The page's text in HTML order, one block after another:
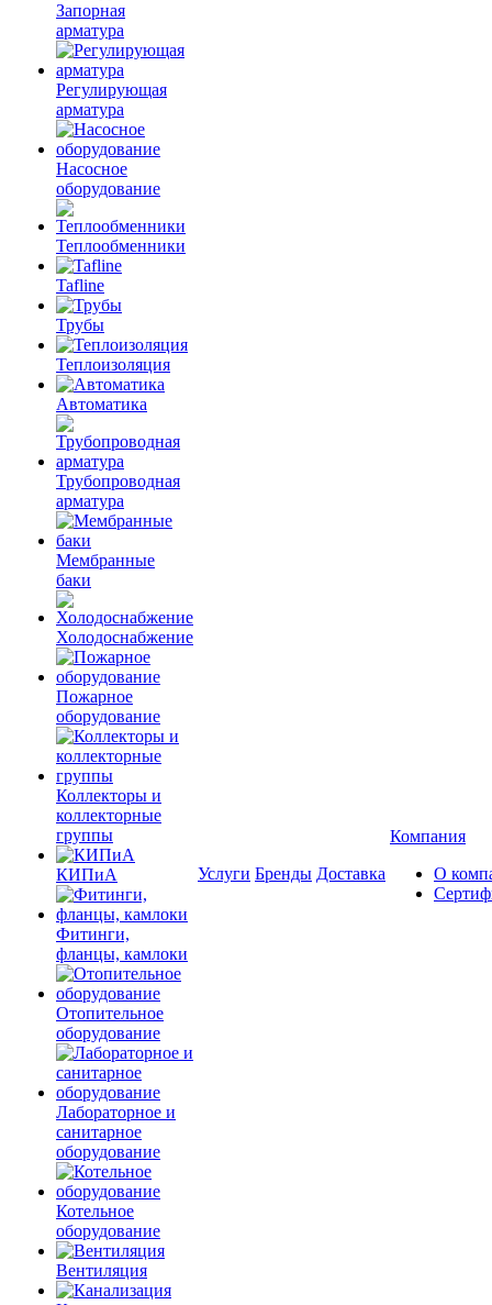
Запорная
арматура
Регулирующая
арматура
Насосное
оборудование
Теплообменники
Tafline
Трубы
Теплоизоляция
Автоматика
Трубопроводная
арматура
Мембранные
баки
Холодоснабжение
Пожарное
оборудование
Коллекторы и
коллекторные
группы
КИПиА
Фитинги,
фланцы, камлоки
Отопительное
оборудование
Лабораторное и
санитарное
оборудование
Котельное
оборудование
Вентиляция
Услуги Бренды Доставка
Компания
О